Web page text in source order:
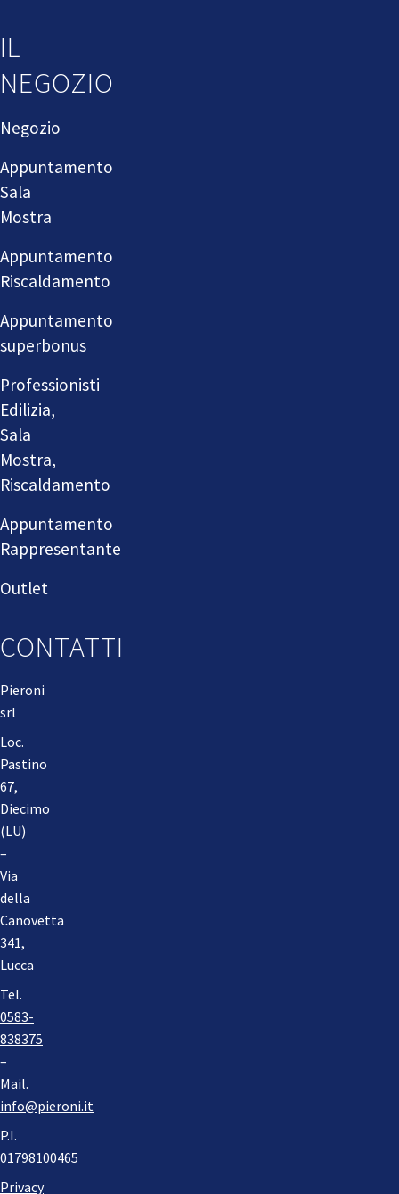
IL
NEGOZIO
Negozio
Appuntamento
Sala
Mostra
Appuntamento
Riscaldamento
Appuntamento
superbonus
Professionisti
Edilizia,
Sala
Mostra,
Riscaldamento
Appuntamento
Rappresentante
Outlet
CONTATTI
Pieroni
srl
Loc.
Pastino
67,
Diecimo
(LU)
–
Via
della
Canovetta
341,
Lucca
Tel.
0583-
838375
–
Mail.
info@pieroni.it
P.I.
01798100465
Privacy